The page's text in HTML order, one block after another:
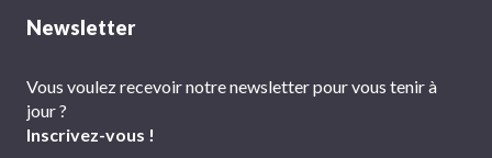
Newsletter
Vous voulez recevoir notre newsletter pour vous tenir à
jour ?
Inscrivez-vous !